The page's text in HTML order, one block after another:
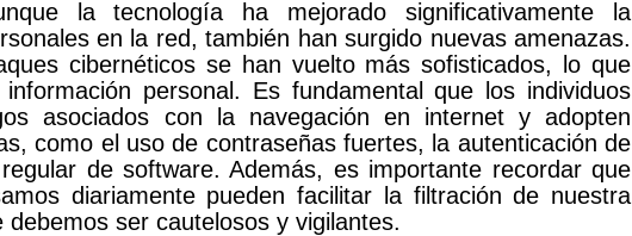
la tecnología ha mejorado significativamente la
en la red, también han surgido nuevas amenazas.
cibernéticos se han vuelto más sofisticados, lo que
personal. Es fundamental que los individuos
asociados con la navegación en internet y adopten
como el uso de contraseñas fuertes, la autenticación de
de software. Además, es importante recordar que
diariamente pueden facilitar la filtración de nuestra
ser cautelosos y vigilantes.